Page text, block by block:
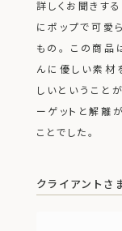
詳しくお聞きす
にポップで可愛
もの。
この商品
んに優しい素材
しいということ
ーゲットと解離
ことでした。
クライアントさ